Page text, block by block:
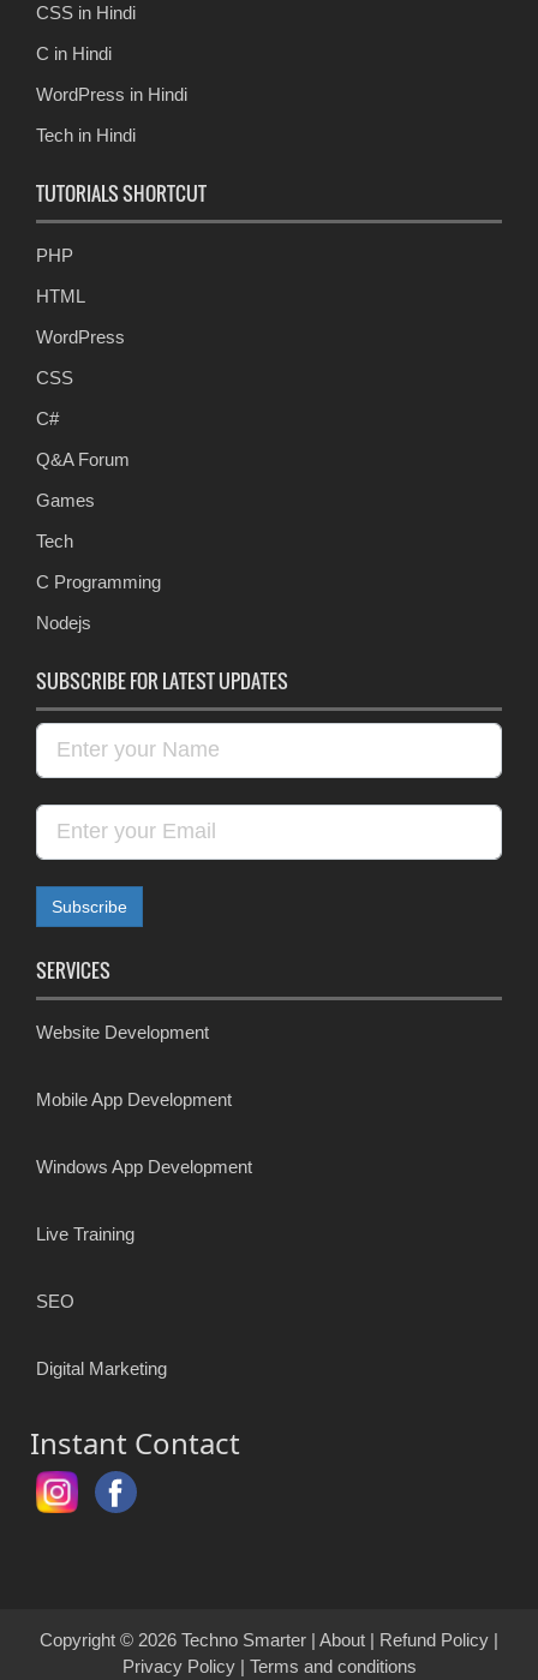
CSS in Hindi
C in Hindi
WordPress in Hindi
Tech in Hindi
TUTORIALS SHORTCUT
PHP
HTML
WordPress
CSS
C#
Q&A Forum
Games
Tech
C Programming
Nodejs
SUBSCRIBE FOR LATEST UPDATES
SERVICES
Website Development
Mobile App Development
Windows App Development
Live Training
SEO
Digital Marketing
Instant Contact
Copyright © 2026 Techno Smarter | About | Refund Policy |
Privacy Policy| Terms and conditions